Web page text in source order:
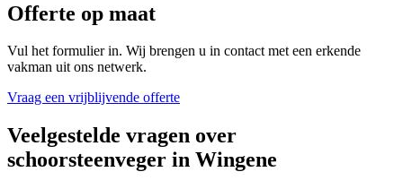
Offerte op maat
Vul het formulier in. Wij brengen u in contact met een erkende
vakman uit ons netwerk.
Vraag een vrijblijvende offerte
Veelgestelde vragen over
schoorsteenveger in Wingene